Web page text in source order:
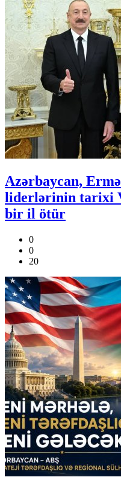
Azərbaycan,
liderlərinin tarixi
bir il ötür
0
0
20